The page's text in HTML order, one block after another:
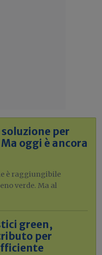
per
oggi è ancora
è raggiungibile
verde. Ma al
green,
per